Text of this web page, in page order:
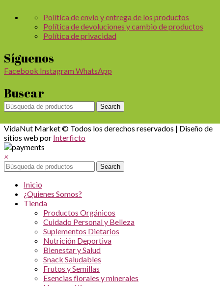
Política de envío y entrega de los productos
Política de devoluciones y cambio de productos
Política de privacidad
Síguenos
Facebook Instagram WhatsApp
Buscar
Search
VidaNut Market © Todos los derechos reservados | Diseño de
sitios web por Interficto
×
Search
Inicio
¿Quienes Somos?
Tienda
Productos Orgánicos
Cuidado Personal y Belleza
Suplementos Dietarios
Nutrición Deportiva
Bienestar y Salud
Snack Saludables
Frutos y Semillas
Esencias florales y minerales